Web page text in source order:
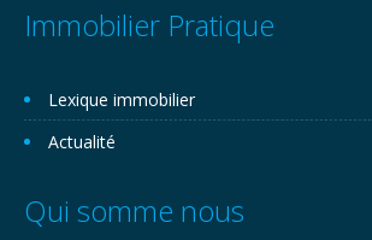
Immobilier Pratique
Lexique immobilier
Actualité
Qui somme nous